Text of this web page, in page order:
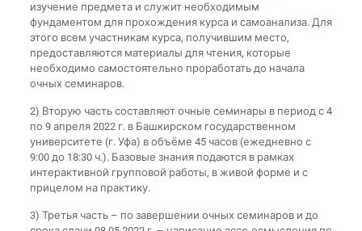
изучение предмета и служит необходимым
фундаментом для прохождения курса и самоанализа. Для
этого всем участникам курса, получившим место,
предоставляются материалы для чтения, которые
необходимо самостоятельно проработать до начала
очных семинаров.
2) Вторую часть составляют очные семинары в период с 4
по 9 апреля 2022 г. в Башкирском государственном
университете (г. Уфа) в объёме 45 часов (ежедневно с
9:00 до 18:30 ч.). Базовые знания подаются в рамках
интерактивной групповой работы, в живой форме и с
прицелом на практику.
3) Третья часть – по завершении очных семинаров и до